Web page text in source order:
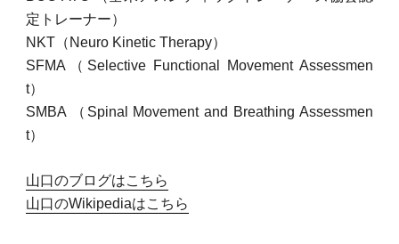
定トレーナー）
NKT（Neuro Kinetic Therapy）
SFMA（Selective Functional Movement Assessmen
t）
SMBA （Spinal Movement and Breathing Assessmen
t）
山口のブログはこちら
山口のWikipediaはこちら